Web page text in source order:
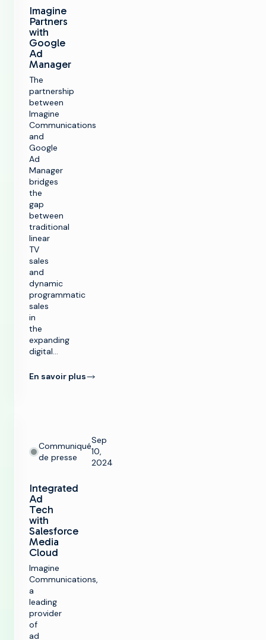
Imagine
Partners
with
Google
Ad
Manager
The
partnership
between
Imagine
Communications
and
Google
Ad
Manager
bridges
the
gap
between
traditional
linear
TV
sales
and
dynamic
programmatic
sales
in
the
expanding
digital…
En savoir plus
Communiqué
de presse
Sep
10,
2024
Integrated
Ad
Tech
with
Salesforce
Media
Cloud
Imagine
Communications,
a
leading
provider
of
ad